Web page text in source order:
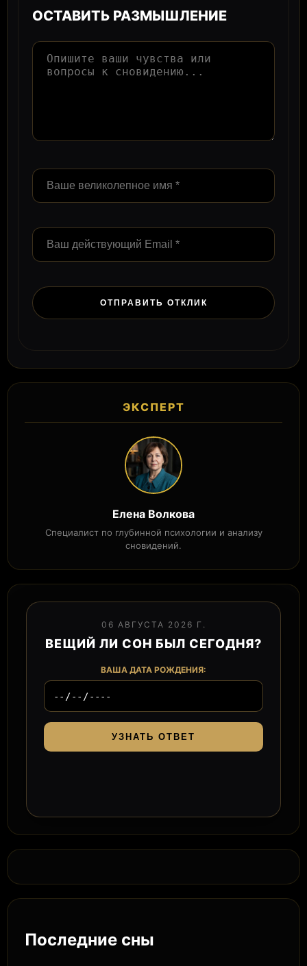
ОСТАВИТЬ РАЗМЫШЛЕНИЕ
ЭКСПЕРТ
Елена Волкова
Специалист по глубинной психологии и анализу
сновидений.
06 АВГУСТА 2026 Г.
ВЕЩИЙ ЛИ СОН БЫЛ СЕГОДНЯ?
ВАША ДАТА РОЖДЕНИЯ:
УЗНАТЬ ОТВЕТ
Последние сны